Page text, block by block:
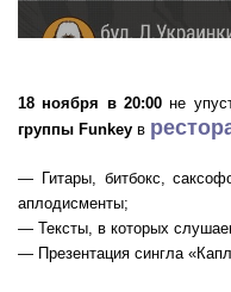
18 ноября в 20:00не
группы Funkey в
— Гитары, битбокс,
аплодисменты;
— Тексты, в которых
— Презентация сингла